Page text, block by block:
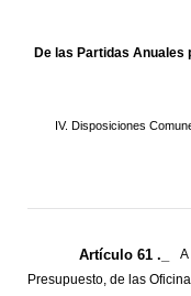
De las Partidas
IV. Disposiciones
Artículo 61 ._
Presupuesto, de las